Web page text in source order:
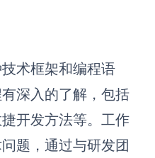
图
术框架和编程语
深入的了解，包括
开发方法等。工作
题，通过与研发团